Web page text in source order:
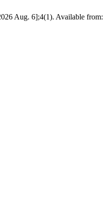
Aug. 6];4(1). Available from: